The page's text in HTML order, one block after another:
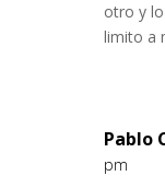
otro y
limito a
Pablo
pm